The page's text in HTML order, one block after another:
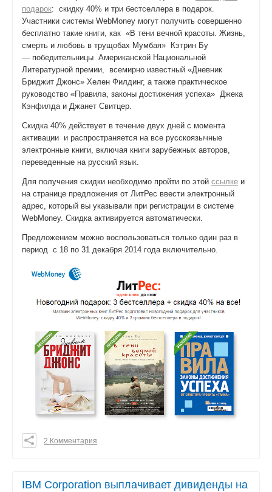
подарок: скидку 40% и три бестселлера в подарок.
Участники системы WebMoney могут получить совершенно
бесплатно такие книги, как «В тени вечной красоты. Жизнь,
смерть и любовь в трущобах Мумбая» Кэтрин Бу
— победительницы Американской Национальной
Литературной премии, всемирно известный «Дневник
Бриджит Джонс» Хелен Филдинг, а также практическое
руководство «Правила, законы достижения успеха» Джека
Кэнфилда и Джанет Свитцер.
Скидка 40% действует в течение двух дней с момента
активации и распространяется на все русскоязычные
электронные книги, включая книги зарубежных авторов,
переведенные на русский язык.
Для получения скидки необходимо пройти по этой ссылке и
на странице предложения от ЛитРес ввести электронный
адрес, который вы указывали при регистрации в системе
WebMoney. Скидка активируется автоматически.
Предложением можно воспользоваться только один раз в
период с 18 по 31 декабря 2014 года включительно.
0
2 Комментария
IBM Corporation выплачивает дивиденды на